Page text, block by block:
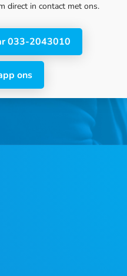
direct in contact met ons.
033-2043010
ons